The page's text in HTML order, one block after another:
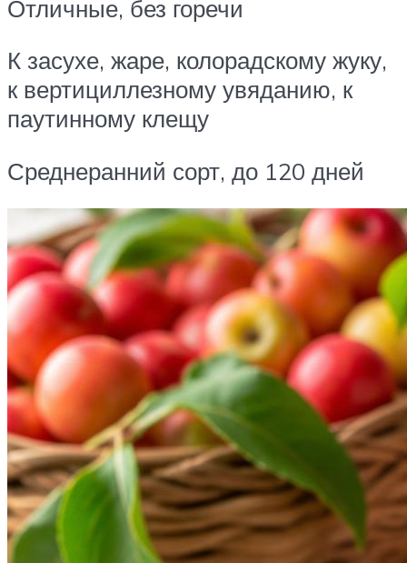
Отличные, без горечи
К засухе, жаре, колорадскому жуку,
к вертициллезному увяданию, к
паутинному клещу
Среднеранний сорт, до 120 дней